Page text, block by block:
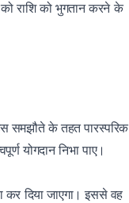
राशि को भुगतान करने के
समझौते के तहत पारस्परिक
योगदान निभा पाए।
कर दिया जाएगा‌। इससे वह